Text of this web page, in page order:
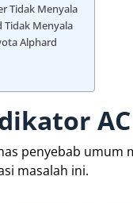
Tidak Menyala
Tidak Menyala
Alphard
penyebab
masalah ini.